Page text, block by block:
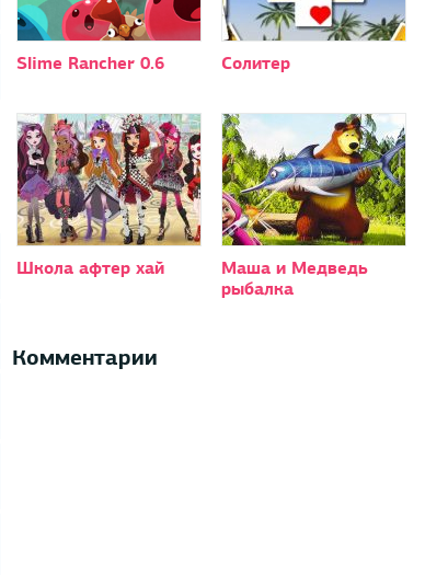
Slime Rancher 0.6 Солитер
Школа афтер хай
Маша и Медведь
рыбалка
Комментарии